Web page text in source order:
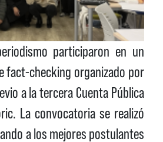
participaron en un
fact-checking organizado por
a la tercera Cuenta Pública
La convocatoria se realizó
a los mejores postulantes